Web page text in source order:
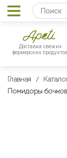
Доставка свежих
фермерских
Главная
Помидоры